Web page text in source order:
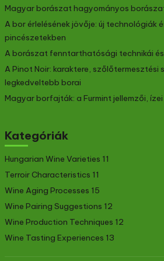
Magyar borászat hagyományos
A bor érlelésének jövője: új technológiák
pincészetekben
A borászat fenntarthatósági technikái
A Pinot Noir: karaktere, szőlőtermesztési
legkedveltebb borai
Magyar borfajták: a Furmint jellemzői,
Kategóriák
Hungarian Wine Varieties 11
Terroir Characteristics 11
Wine Aging Processes 15
Wine Pairing Suggestions 12
Wine Production Techniques 12
Wine Tasting Experiences 13